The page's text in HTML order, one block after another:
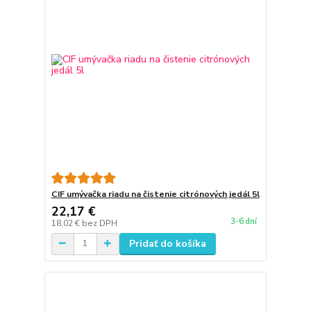
CIF umývačka riadu na čistenie citrónových jedál 5l
22,17 €
18,02 € bez DPH 3-6 dní
Pridať do košíka